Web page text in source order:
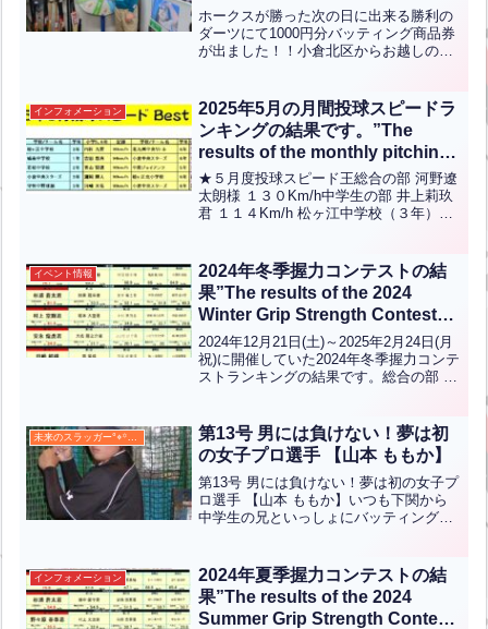
coupon at the Victory Darts!(英
中翻訳)
ホークスが勝った次の日に出来る勝利の
ダーツにて1000円分バッティング商品券
が出ました！！小倉北区からお越しの釜
ダーツはシーズンが終わるまで開催して
おります！勝利のダー...全文はクリック
インフォメーション
2025年5月の月間投球スピードラ
ンキングの結果です。”The
results of the monthly pitching
speed ranking for May 2025 are
as follows.”【ENG CHT KOR
JPN】
★５月度投球スピード王総合の部 河野遼
太朗様 １３０Km/h中学生の部 井上莉玖
君 １１４Km/h 松ヶ江中学校（３年）小
宮脇有希 君 ８４Kｍ/ｈ 足...全文はクリ
ック
イベント情報
2024年冬季握力コンテストの結
果”The results of the 2024
Winter Grip Strength Contest
are as follows”【ENG CHT KOR
JPN】
2024年12月21日(土)～2025年2月24日(月
祝)に開催していた2024年冬季握力コンテ
ストランキングの結果です。総合の部 大
年）小学高学年の部...全文はクリック
第13号 男には負けない！夢は初
の女子プロ選手 【山本 ももか】
第13号 男には負けない！夢は初の女子プ
ロ選手 【山本 ももか】いつも下関から
中学生の兄といっしょにバッティング練
しっかりバットで捕らえきれいに打ち返
しています。また、...全文はクリック
インフォメーション
2024年夏季握力コンテストの結
果”The results of the 2024
Summer Grip Strength Contest